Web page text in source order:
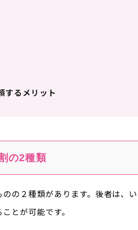
するメリット
の2種類
の２種類があります。後者は、い
とが可能です。